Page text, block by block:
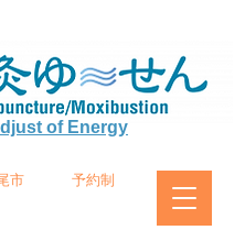
of Energy
市 予約制